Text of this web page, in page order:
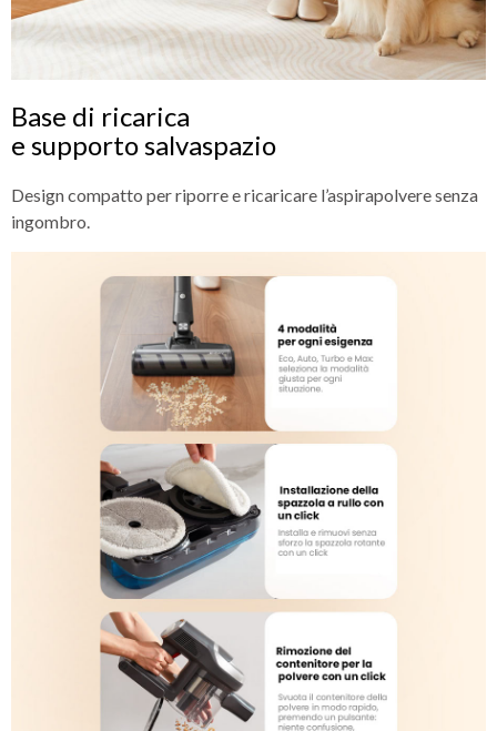
Base di ricarica
e supporto salvaspazio
Design compatto per riporre e ricaricare l’aspirapolvere senza
ingombro.